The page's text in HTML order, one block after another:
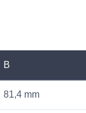
B
81,4 mm